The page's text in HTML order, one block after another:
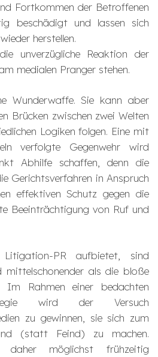
Fortkommen der Betroffenen
beschädigt und lassen sich
herstellen.
unverzügliche Reaktion der
medialen Pranger stehen.
Wunderwaffe. Sie kann aber
Brücken zwischen zwei Welten
Logiken folgen. Eine mit
verfolgte Gegenwehr wird
Abhilfe schaffen, denn die
Gerichtsverfahren in Anspruch
effektiven Schutz gegen die
Beeinträchtigung von Ruf und
PR aufbietet, sind
mittelschonender als die bloße
Im Rahmen einer bedachten
wird der Versuch
zu gewinnen, sie sich zum
(statt Feind) zu machen.
daher möglichst frühzeitig